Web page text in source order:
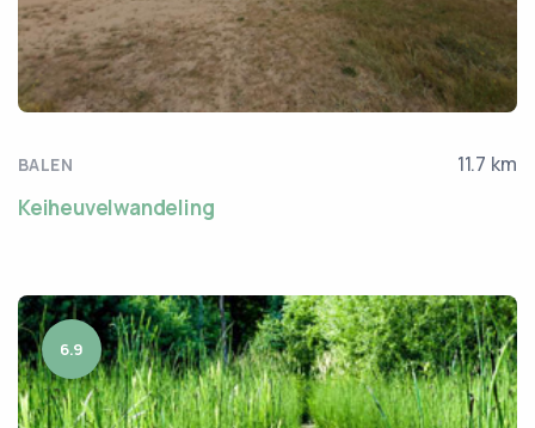
BALEN 11.7 km
Keiheuvelwandeling
6.9